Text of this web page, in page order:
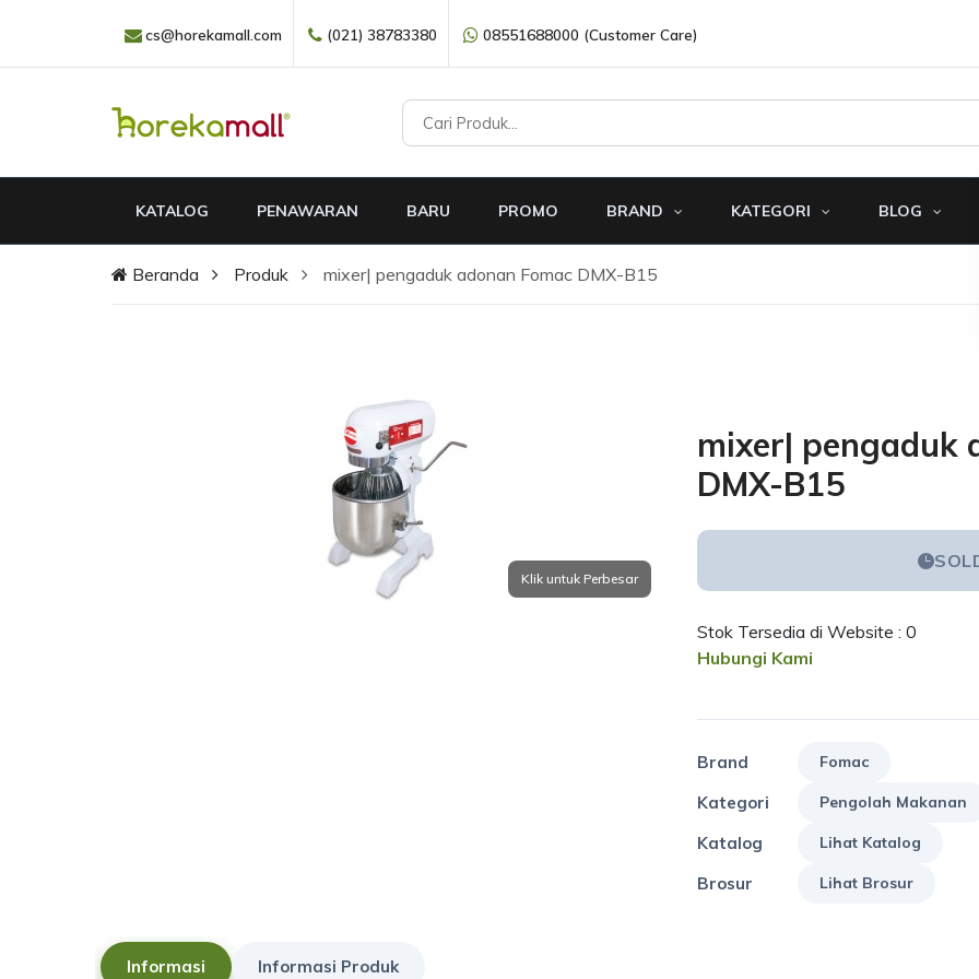
cs@horekamall.com (021) 38783380 08551688000 (Customer Care)
KATALOG PENAWARAN BARU PROMO BRAND KATEGORI BLOG
Beranda Produk mixer| pengaduk adonan Fomac DMX-B15
mixer| pengaduk
DMX-B15
Stok Tersedia di Website : 0
Hubungi Kami
Brand Fomac
Kategori Pengolah Makanan
Katalog Lihat Katalog
Brosur Lihat Brosur
Informasi Informasi Produk